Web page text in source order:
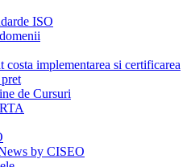
ISO
costa implementarea si certificarea
de Cursuri
by CISEO